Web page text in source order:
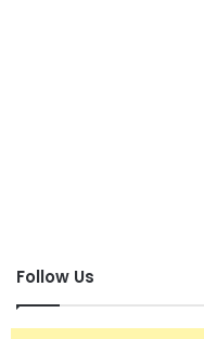
Follow Us